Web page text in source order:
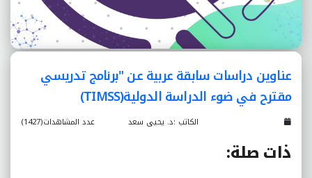
عناوين دراسات سابقة عربية عن "برنامج تدريسي
مقترح في ضوء الدراسة الدولية(TIMSS)
عدد المشاهدات(1427) الكاتب :د. يحيى سعد
ذات صلة: